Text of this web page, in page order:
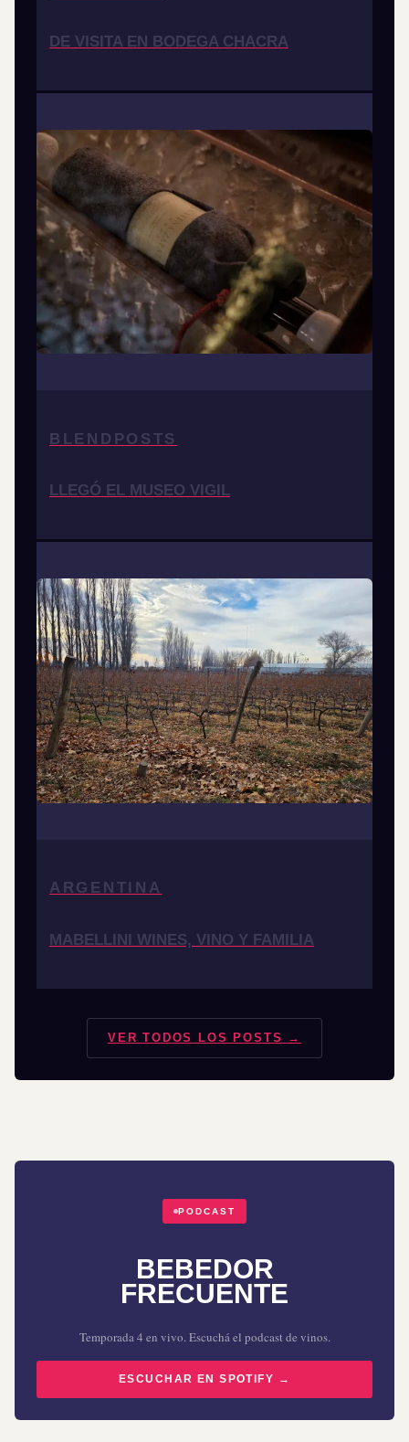
DE VISITA EN BODEGA CHACRA
BLENDPOSTS
LLEGÓ EL MUSEO VIGIL
ARGENTINA
MABELLINI WINES, VINO Y FAMILIA
VER TODOS LOS POSTS →
PODCAST
BEBEDOR
FRECUENTE
Temporada 4 en vivo. Escuchá el podcast de vinos.
ESCUCHAR EN SPOTIFY →